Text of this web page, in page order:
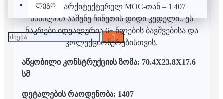
ლეგო
მსგავს არქიტექტურულ MOC-თან – 1 407
ნაწილით ააშენე ჩინეთის დიდი კედელი.. ეს
ნაკრები იდეალურია 6+ წლების ბავშვებისა და
კოლექციონერებისთვის.
აწყობილი კონსტრუქციის ზომა: 70.4X23.8X17.6
სმ
დეტალების რაოდენობა: 1407